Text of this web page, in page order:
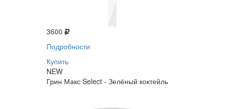
3600
Подробности
Купить
NEW
Грин Макс Select - Зелёный коктейль